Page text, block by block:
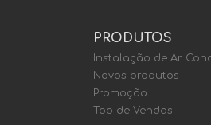
PRODUTOS
Instalação de Ar
Novos produtos
Promoção
Top de Vendas